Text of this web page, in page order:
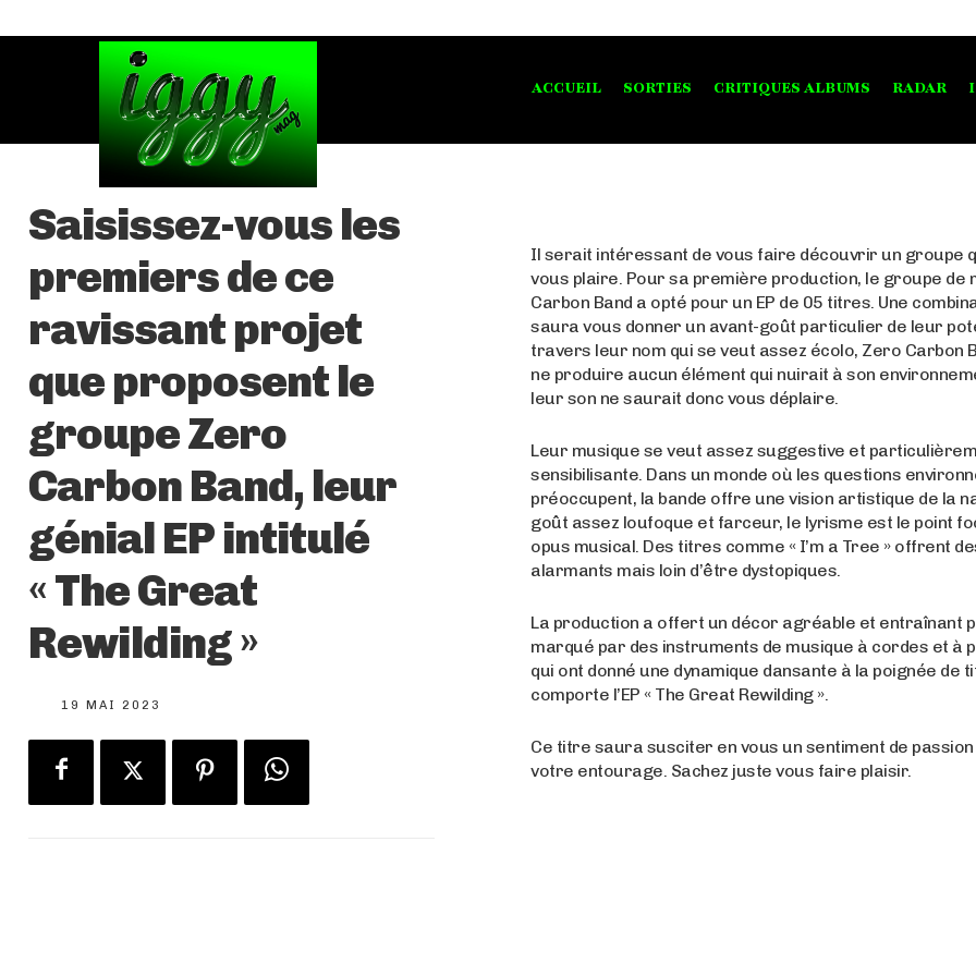
ACCUEIL SORTIES CRITIQUES ALBUMS RADAR
Saisissez-vous les
premiers de ce
ravissant projet
que proposent le
groupe Zero
Carbon Band, leur
génial EP intitulé
« The Great
Rewilding »
19 MAI 2023
Il serait intéressant de vous faire découvrir un groupe
vous plaire. Pour sa première production, le groupe de
Carbon Band a opté pour un EP de 05 titres. Une
saura vous donner un avant-goût particulier de leur
travers leur nom qui se veut assez écolo, Zero Carbon
ne produire aucun élément qui nuirait à son
leur son ne saurait donc vous déplaire.
Leur musique se veut assez suggestive et
sensibilisante. Dans un monde où les questions
préoccupent, la bande offre une vision artistique de la
goût assez loufoque et farceur, le lyrisme est le point
opus musical. Des titres comme « I’m a Tree » offrent
alarmants mais loin d’être dystopiques.
La production a offert un décor agréable et entraînant
marqué par des instruments de musique à cordes et à
qui ont donné une dynamique dansante à la poignée de
comporte l’EP « The Great Rewilding ».
Ce titre saura susciter en vous un sentiment de
votre entourage. Sachez juste vous faire plaisir.